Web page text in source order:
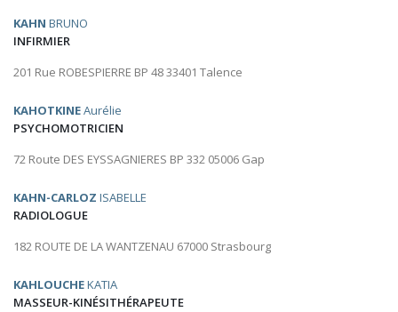
KAHN BRUNO
INFIRMIER
201 Rue ROBESPIERRE BP 48 33401 Talence
KAHOTKINEAurélie
PSYCHOMOTRICIEN
72 Route DES EYSSAGNIERES BP 332 05006 Gap
KAHN-CARLOZ ISABELLE
RADIOLOGUE
182 ROUTE DE LA WANTZENAU 67000 Strasbourg
KAHLOUCHEKATIA
MASSEUR-KINÉSITHÉRAPEUTE